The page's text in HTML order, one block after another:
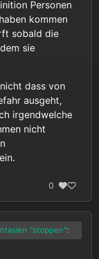
Personen
kommen
sobald die
sie
dass von
ausgeht,
irgendwelche
nicht
0
"stoppen":